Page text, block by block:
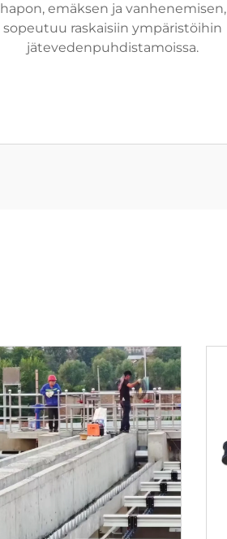
hapon, emäksen ja vanhenemisen,
sopeutuu raskaisiin ympäristöihin
jätevedenpuhdistamoissa.